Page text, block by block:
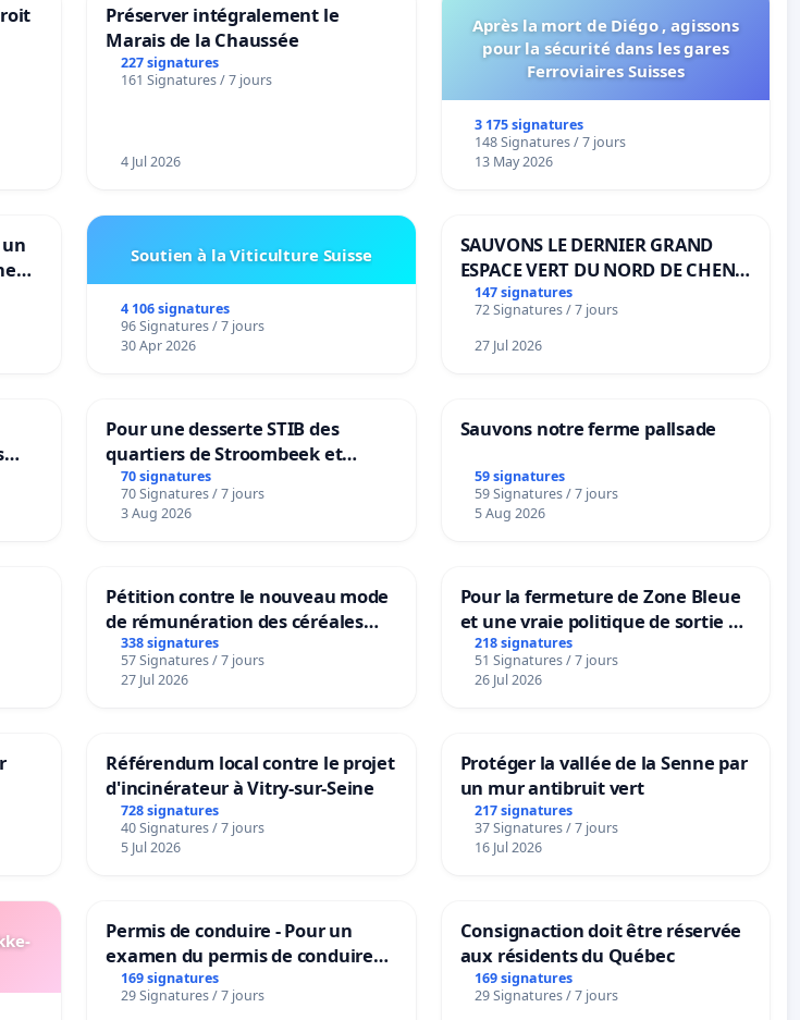
Préserver intégralement le
Marais de la Chaussée
227 signatures
161 Signatures / 7 jours
4 Jul 2026
Après la mort de Diégo , agissons
pour la sécurité dans les gares
Ferroviaires Suisses
3 175 signatures
148 Signatures / 7 jours
13 May 2026
Soutien à la Viticulture Suisse
4 106 signatures
96 Signatures / 7 jours
30 Apr 2026
SAUVONS LE DERNIER GRAND
ESPACE VERT DU NORD DE CHENE-
BOUGERIES
147 signatures
72 Signatures / 7 jours
27 Jul 2026
Pour une desserte STIB des
quartiers de Stroombeek et
Beauval - Voor een MIVB-
bediening van de wijken
Strombeek en Het Voor
70 signatures
70 Signatures / 7 jours
3 Aug 2026
Sauvons notre ferme pallsade
59 signatures
59 Signatures / 7 jours
5 Aug 2026
Pétition contre le nouveau mode
de rémunération des céréales
panifiables de Swiss granum basé
sur la teneur en protéines
338 signatures
57 Signatures / 7 jours
27 Jul 2026
Pour la fermeture de Zone Bleue
et une vraie politique de sortie de
la dépendance
218 signatures
51 Signatures / 7 jours
26 Jul 2026
Référendum local contre le projet
d'incinérateur à Vitry-sur-Seine
728 signatures
40 Signatures / 7 jours
5 Jul 2026
Protéger la vallée de la Senne par
un mur antibruit vert
217 signatures
37 Signatures / 7 jours
16 Jul 2026
Permis de conduire - Pour un
examen du permis de conduire
accessible dans plusieurs langues
à Bruxelles
169 signatures
29 Signatures / 7 jours
Consignaction doit être réservée
aux résidents du Québec
169 signatures
29 Signatures / 7 jours